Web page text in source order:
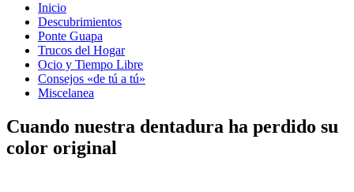
Inicio
Descubrimientos
Ponte Guapa
Trucos del Hogar
Ocio y Tiempo Libre
Consejos «de tú a tú»
Miscelanea
Cuando nuestra dentadura ha perdido su
color original